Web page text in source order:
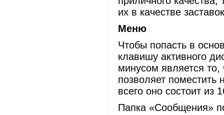
их в качестве
Меню
Чтобы попасть в
клавишу активного
минусом является то,
позволяет поместить
всего оно состоит из
Папка «Сообщения»